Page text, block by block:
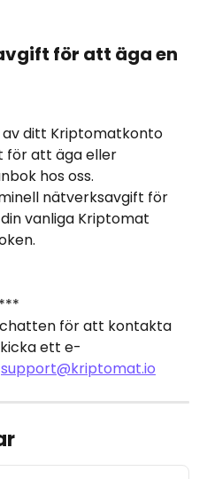
för att äga en
ditt Kriptomatkonto
för att äga eller
hos oss.
nätverksavgift för
vanliga Kriptomat
***
för att kontakta
ett e-
support@kriptomat.io